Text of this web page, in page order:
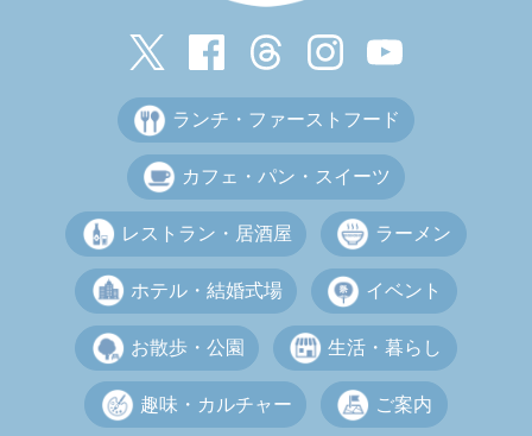
ランチ・ファーストフード
カフェ・パン・スイーツ
レストラン・居酒屋 ラーメン
ホテル・結婚式場 イベント
お散歩・公園 生活・暮らし
趣味・カルチャー ご案内